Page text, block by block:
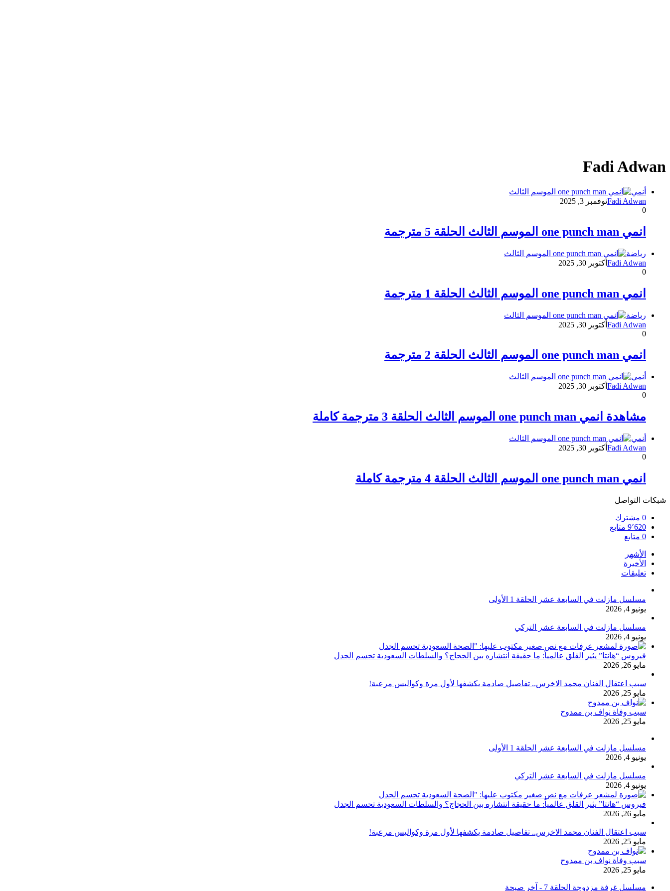
Fadi Adwan
أنمي
Fadi Adwanنوفمبر 3, 2025
0
انمي one punch man الموسم الثالث الحلقة 5 مترجمة
رياضة
Fadi Adwan أكتوبر 30, 2025
0
انمي one punch man الموسم الثالث الحلقة 1 مترجمة
رياضة
Fadi Adwan أكتوبر 30, 2025
0
انمي one punch man الموسم الثالث الحلقة 2 مترجمة
أنمي
Fadi Adwan أكتوبر 30, 2025
0
مشاهدة انمي one punch man الموسم الثالث الحلقة 3 مترجمة كاملة
أنمي
Fadi Adwan أكتوبر 30, 2025
0
انمي one punch man الموسم الثالث الحلقة 4 مترجمة كاملة
شبكات التواصل
0 مشترك
9٬620 متابع
0 متابع
الأشهر
الأخيرة
تعليقات
مسلسل مازلت في السابعة عشر الحلقة 1 الأولى
يونيو 4, 2026
مسلسل مازلت في السابعة عشر التركي
يونيو 4, 2026
فيروس “هانتا” يثير القلق عالمياً: ما حقيقة انتشاره بين الحجاج؟ والسلطات السعودية تحسم الجدل
مايو 26, 2026
سبب اعتقال الفنان محمد الاخرس.. تفاصيل صادمة يكشفها لأول مرة وكواليس مرعبة!
مايو 25, 2026
سبب وفاة نواف بن ممدوح
مايو 25, 2026
مسلسل مازلت في السابعة عشر الحلقة 1 الأولى
يونيو 4, 2026
مسلسل مازلت في السابعة عشر التركي
يونيو 4, 2026
فيروس “هانتا” يثير القلق عالمياً: ما حقيقة انتشاره بين الحجاج؟ والسلطات السعودية تحسم الجدل
مايو 26, 2026
سبب اعتقال الفنان محمد الاخرس.. تفاصيل صادمة يكشفها لأول مرة وكواليس مرعبة!
مايو 25, 2026
سبب وفاة نواف بن ممدوح
مايو 25, 2026
مسلسل غرفة مزدوجة الحلقة 7 - آخر صيحة